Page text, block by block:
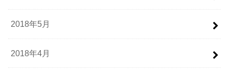
2018年5月
2018年4月